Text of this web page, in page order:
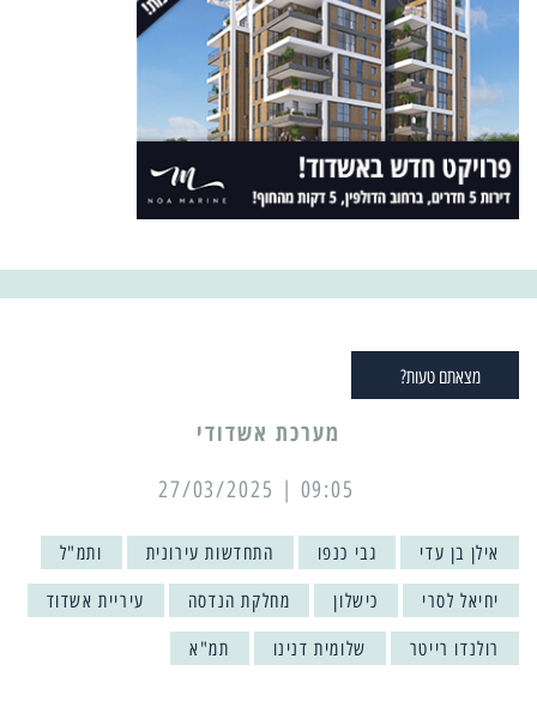
מצאתם טעות?
מערכת אשדודי
09:05 | 27/03/2025
אילן בן עדי גבי כנפו התחדשות עירונית ותמ"ל
יחיאל לסרי כישלון מחלקת הנדסה עיריית אשדוד
רולנדו רייטר שלומית דנינו תמ"א